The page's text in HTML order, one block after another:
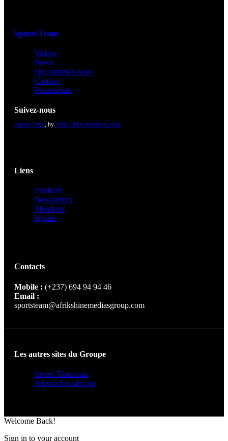
Sports Team
Vidéos
News
Qui sommes-nous
Contact
Partenariats
Suivez-nous
Sports-Team , by Afrik-Shine Medias Group
Liens
Publicité
Newsletters
Mentions
légales
Contacts
Mobile : (+237) 694 94 94 46
Email :
sportsteam@afrikshinemediasgroup.com
Les autres sites du Groupe
Invest-Time.com
Album-Social.com
Welcome Back!
Sign in to your account